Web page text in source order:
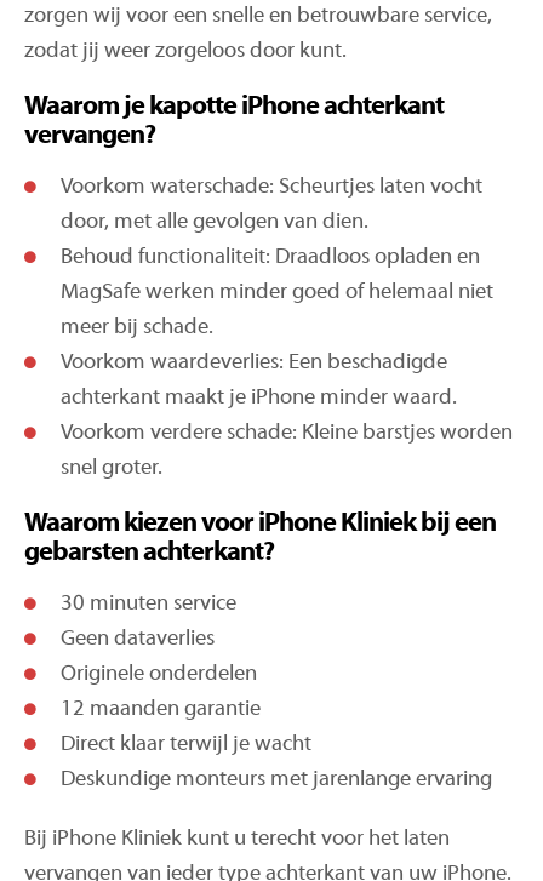
zorgen wij voor een snelle en betrouwbare service,
zodat jij weer zorgeloos door kunt.
Waarom je kapotte iPhone achterkant
vervangen?
Voorkom waterschade: Scheurtjes laten vocht
door, met alle gevolgen van dien.
Behoud functionaliteit: Draadloos opladen en
MagSafe werken minder goed of helemaal niet
meer bij schade.
Voorkom waardeverlies: Een beschadigde
achterkant maakt je iPhone minder waard.
Voorkom verdere schade: Kleine barstjes worden
snel groter.
Waarom kiezen voor iPhone Kliniek bij een
gebarsten achterkant?
30 minuten service
Geen dataverlies
Originele onderdelen
12 maanden garantie
Direct klaar terwijl je wacht
Deskundige monteurs met jarenlange ervaring
Bij iPhone Kliniek kunt u terecht voor het laten
vervangen van ieder type achterkant van uw iPhone.